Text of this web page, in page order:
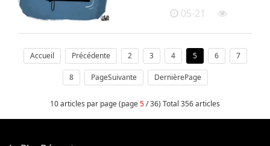
05-21
Accueil Précédente 2 3 4 5 6 7
8 PageSuivante DernièrePage
10 articles par page (page5/ 36) Total 356 articles